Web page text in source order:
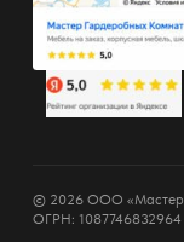
© 2026 ООО «Мастер
ОГРН: